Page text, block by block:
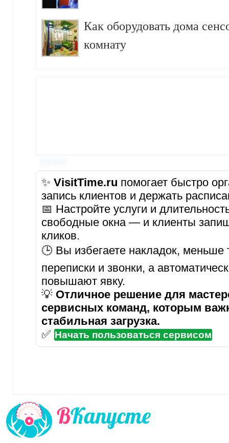
Как оборудовать дома
комнату
✨ VisitTime.ru помогает быстро
запись клиентов и держать
📅 Настройте услуги и
свободные окна — и клиенты
кликов.
🕒 Вы избегаете накладок, меньше
переписки и звонки, а
повышают явку.
💡 Отличное решение для
сервисных команд, которым
стабильная загрузка.
✅ Начать пользоваться сервисом